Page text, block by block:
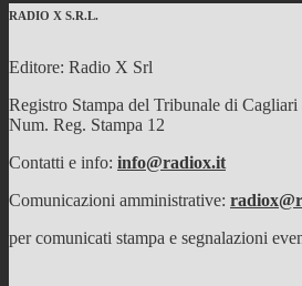
RADIO X S.R.L.
Editore: Radio X Srl
Registro Stampa del Tribunale di
Num. Reg. Stampa 12
Contatti e info: info@radiox.it
Comunicazioni amministrative:
per comunicati stampa e segnalazioni